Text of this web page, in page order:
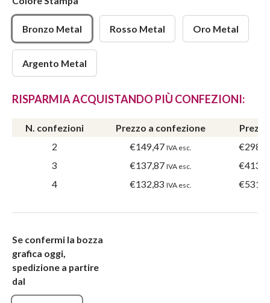
Bronzo Metal Rosso Metal Oro Metal
Argento Metal
RISPARMIA ACQUISTANDO PIÙ CONFEZIONI:
N. confezioni Prezzo a confezione
2
€149,47 IVA esc.
3
€137,87 IVA esc.
4
€132,83 IVA esc.
Se confermi la bozza
grafica oggi,
spedizione a partire
dal